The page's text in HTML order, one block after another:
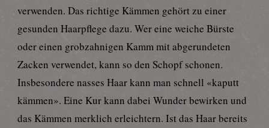
verwenden. Das richtige Kämmen gehört zu einer
gesunden Haarpflege dazu. Wer eine weiche Bürste
oder einen grobzahnigen Kamm mit abgerundeten
Zacken verwendet, kann so den Schopf schonen.
Insbesondere nasses Haar kann man schnell «kaputt
kämmen». Eine Kur kann dabei Wunder bewirken und
das Kämmen merklich erleichtern. Ist das Haar bereits